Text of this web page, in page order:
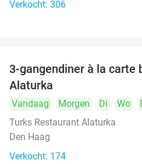
Verkocht: 306
3-gangendiner à la carte
Alaturka
Vandaag Morgen Di Wo
Turks Restaurant Alaturka
Den Haag
Verkocht: 174